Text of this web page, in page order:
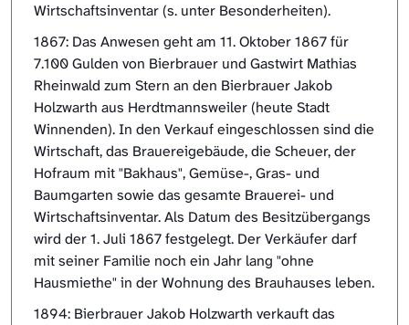
Wirtschaftsinventar (s. unter Besonderheiten).
1867: Das Anwesen geht am 11. Oktober 1867 für
7.100 Gulden von Bierbrauer und Gastwirt Mathias
Rheinwald zum Stern an den Bierbrauer Jakob
Holzwarth aus Herdtmannsweiler (heute Stadt
Winnenden). In den Verkauf eingeschlossen sind die
Wirtschaft, das Brauereigebäude, die Scheuer, der
Hofraum mit "Bakhaus", Gemüse-, Gras- und
Baumgarten sowie das gesamte Brauerei- und
Wirtschaftsinventar. Als Datum des Besitzübergangs
wird der 1. Juli 1867 festgelegt. Der Verkäufer darf
mit seiner Familie noch ein Jahr lang "ohne
Hausmiethe" in der Wohnung des Brauhauses leben.
1894: Bierbrauer Jakob Holzwarth verkauft das